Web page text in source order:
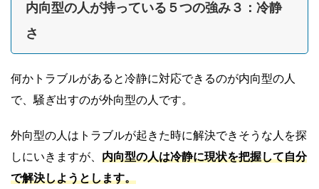
内向型の人が持っている５つの強み３：冷静
さ
何かトラブルがあると冷静に対応できるのが内向型の人
で、騒ぎ出すのが外向型の人です。
外向型の人はトラブルが起きた時に解決できそうな人を探
しにいきますが、 内向型の人は冷静に現状を把握して自分
で解決しようとします。